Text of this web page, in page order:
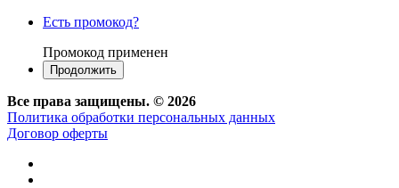
Есть промокод?
Промокод применен
Все права защищены. © 2026
Политика обработки персональных данных
Договор оферты